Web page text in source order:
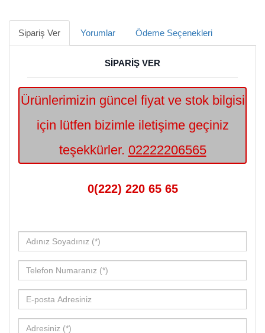
Sipariş Ver Yorumlar Ödeme Seçenekleri
SİPARİŞ VER
Ürünlerimizin güncel fiyat ve stok bilgisi
için lütfen bizimle iletişime geçiniz
teşekkürler. 02222206565
0(222) 220 65 65